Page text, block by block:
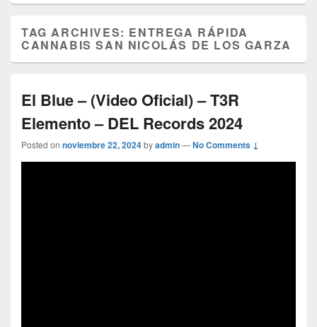
TAG ARCHIVES: ENTREGA RÁPIDA
CANNABIS SAN NICOLÁS DE LOS GARZA
El Blue – (Video Oficial) – T3R
Elemento – DEL Records 2024
Posted on noviembre 22, 2024byadmin—No Comments ↓